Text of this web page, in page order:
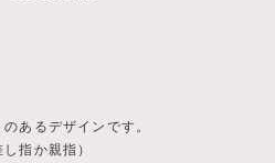
あるデザインです。
指か親指）